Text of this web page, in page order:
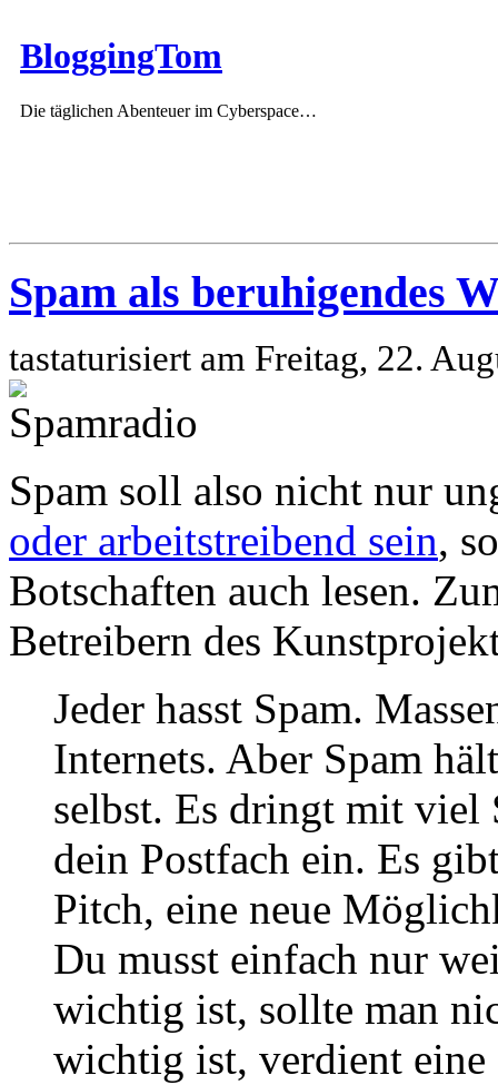
BloggingTom
Die täglichen Abenteuer im Cyberspace…
Spam als beruhigendes
tastaturisiert am Freitag, 22.
Spam soll also nicht nur
oder arbeitstreibend sein,
Botschaften auch lesen.
Betreibern des
Jeder hasst Spam.
Internets. Aber Spam
selbst. Es dringt mit viel
dein Postfach ein. Es
Pitch, eine neue
Du musst einfach nur
wichtig ist, sollte man
wichtig ist, verdient eine